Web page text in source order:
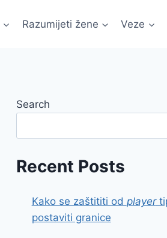
Razumijeti žene Veze
Search
Recent Posts
Kako se zaštititi od player
postaviti granice